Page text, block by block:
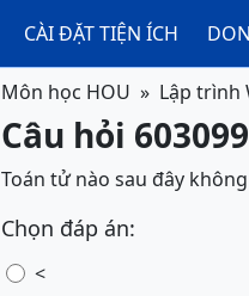
CÀI ĐẶT TIỆN ÍCH
Môn học HOU Lập trình
Câu hỏi
Toán tử nào sau đây
Chọn đáp án:
<